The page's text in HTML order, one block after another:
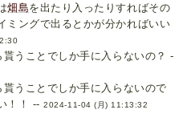
畑島を出たり入ったりすればその
ミングで出るとかが分かればいい
うことでしか手に入らないの？ -
うことでしか手に入らないので
！！ --2024-11-04 (月) 11:13:32